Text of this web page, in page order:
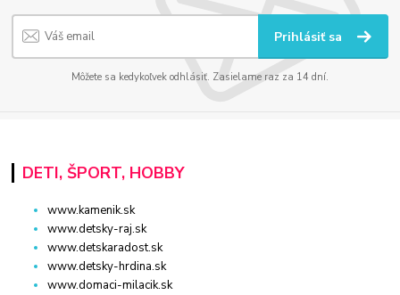
Prihlásiť sa
Môžete sa kedykoľvek odhlásiť. Zasielame raz za 14 dní.
DETI, ŠPORT, HOBBY
www.kamenik.sk
www.detsky-raj.sk
www.detskaradost.sk
www.detsky-hrdina.sk
www.domaci-milacik.sk